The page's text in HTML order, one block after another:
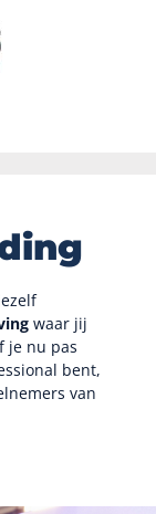
waar jij
je nu pas
bent,
van